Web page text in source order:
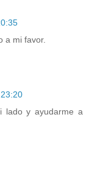
a mi favor.
lado y ayudarme a